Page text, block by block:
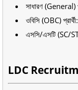
সাধারণ (General)
ওবিসি (OBC)
এসসি/এসটি (SC/
LDC